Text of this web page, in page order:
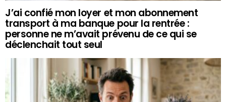
J’ai confié mon loyer et mon abonnement
transport à ma banque pour la rentrée :
personne ne m’avait prévenu de ce qui se
déclenchait tout seul